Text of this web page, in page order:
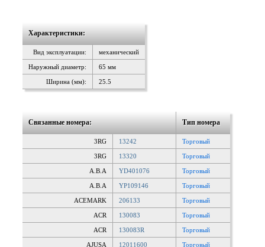
Характеристики:
Вид эксплуатации: механический
Наружный диаметр: 65 мм
Ширина (мм): 25.5
Связанные номера: Тип номера
3RG 13242 Торговый
3RG 13320 Торговый
A.B.A YD401076 Торговый
A.B.A YP109146 Торговый
ACEMARK 206133 Торговый
ACR 130083 Торговый
ACR 130083R Торговый
AJUSA 12011600 Торговый